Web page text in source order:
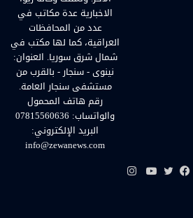
الاخبارية عدة مكاتب في
عدد من المحافظات
العراقية، كما لها مكتب في
شمال شرق سوريا. العنوان:
نينوى - سنجار - بالقرب من
مستشفى سنجار العامة.
رقم هاتف المحمول
والواتساب: 07815560636
البريد الإلكتروني:
info@zewanews.com